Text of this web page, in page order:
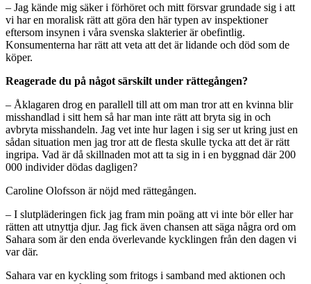
– Jag kände mig säker i förhöret och mitt försvar grundade sig i att
vi har en moralisk rätt att göra den här typen av inspektioner
eftersom insynen i våra svenska slakterier är obefintlig.
Konsumenterna har rätt att veta att det är lidande och död som de
köper.
Reagerade du på något särskilt under rättegången?
– Åklagaren drog en parallell till att om man tror att en kvinna blir
misshandlad i sitt hem så har man inte rätt att bryta sig in och
avbryta misshandeln. Jag vet inte hur lagen i sig ser ut kring just en
sådan situation men jag tror att de flesta skulle tycka att det är rätt
ingripa. Vad är då skillnaden mot att ta sig in i en byggnad där 200
000 individer dödas dagligen?
Caroline Olofsson är nöjd med rättegången.
– I slutpläderingen fick jag fram min poäng att vi inte bör eller har
rätten att utnyttja djur. Jag fick även chansen att säga några ord om
Sahara som är den enda överlevande kycklingen från den dagen vi
var där.
Sahara var en kyckling som fritogs i samband med aktionen och